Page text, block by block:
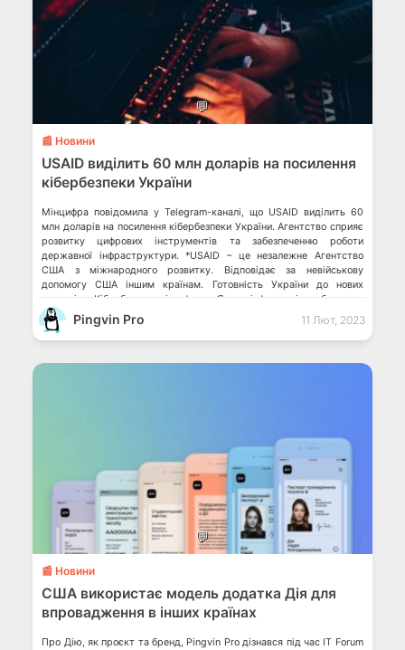
💬
📰 Новини
USAID виділить 60 млн доларів на посилення
кібербезпеки України
Мінцифра повідомила у Telegram-каналі, що USAID виділить 60
млн доларів на посилення кібербезпеки України. Агентство сприяє
розвитку цифрових інструментів та забезпеченню роботи
державної інфраструктури. *USAID – це незалежне Агентство
США з міжнародного розвитку. Відповідає за невійськову
допомогу США іншим країнам. Готовність України до нових
викликів. Кібербезпека і зв’язок Якою інформацією безпечно
ділитися в чаті вашого […]
Pingvin Pro 11 Лют, 2023
💬
📰 Новини
США використає модель додатка Дія для
впровадження в інших країнах
Про Дію, як проєкт та бренд, Pingvin Pro дізнався під час IT Forum